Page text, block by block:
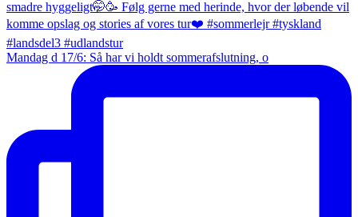
Mandag d 17/6: Så har vi holdt sommerafslutning, o